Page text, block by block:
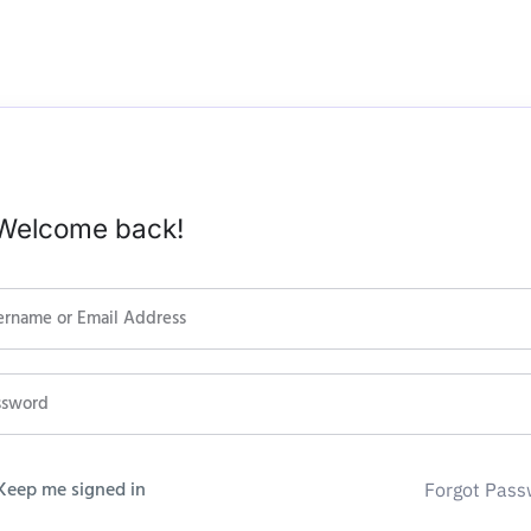
back!
me signed in Forgot